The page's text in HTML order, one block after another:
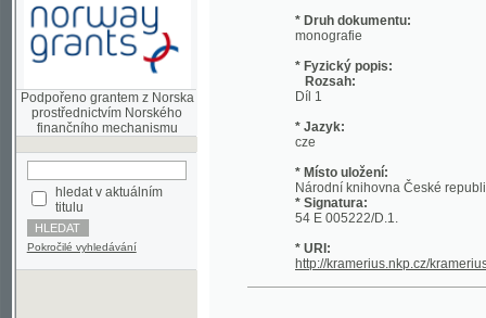
Podpořeno grantem z Norska
prostřednictvím Norského
finančního mechanismu
titulu
Pokročilé vyhledávání
* Fyzický popis:
* Jazyk:
* Místo uložení:
Národní knihovna České republiky
54 E 005222/D.1.
* URI:
http://kramerius.nkp.cz/kramerius/
Volná část monografie: